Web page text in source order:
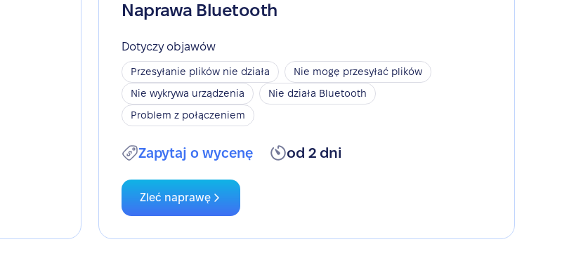
Naprawa Bluetooth
Dotyczy objawów
Przesyłanie plików nie działa
Nie mogę przesyłać plików
Nie wykrywa urządzenia
Nie działa Bluetooth
Problem z połączeniem
Zapytaj o wycenę od 2 dni
Zleć naprawę